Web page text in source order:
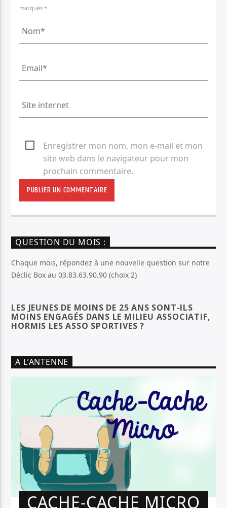
marqués *
Enregistrer mon nom, mon e-mail et mon
site web dans le navigateur pour mon
prochain commentaire.
QUESTION DU MOIS :
Chaque mois, répondez à une nouvelle question sur notre
Déclic Box au 03.83.63.90.90 (choix 2)
LES JEUNES DE MOINS DE 25 ANS SONT-ILS
MOINS ENGAGÉS DANS LE MILIEU ASSOCIATIF,
HORMIS LES ASSO SPORTIVES ?
A L’ANTENNE
CACHE-CACHE MICRO